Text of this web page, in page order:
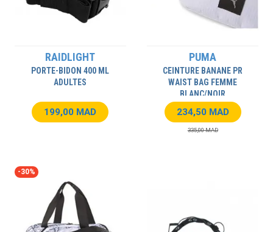
RAIDLIGHT
PORTE-BIDON 400 ML
ADULTES
199,00 MAD
PUMA
CEINTURE BANANE PR
WAIST BAG FEMME
BLANC/NOIR
234,50 MAD
335,00 MAD
-30%